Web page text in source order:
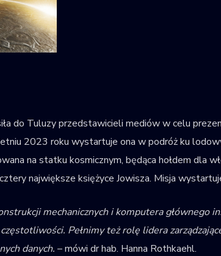
do Tuluzy przedstawicieli mediów w celu
2023 roku wystartuje ona w podróż ku
na statku kosmicznym, będąca hołdem dla
największe księżyce Jowisza. Misja
mechanicznych i komputera głównego
Pełnimy też rolę lidera
danych. – mówi dr hab. Hanna Rothkaehl.